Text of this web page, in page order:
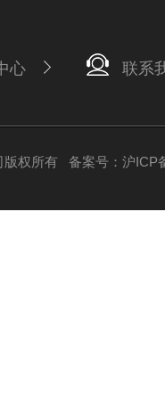
心 联系
版权所有 备案号：沪ICP